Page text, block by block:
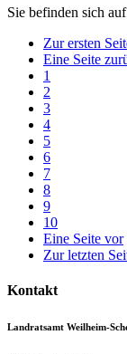
Sie befinden sich
Zur ersten
Eine Seite
1
2
3
4
5
6
7
8
9
10
Eine Seite vor
Zur letzten
Kontakt
Landratsamt Weilheim-